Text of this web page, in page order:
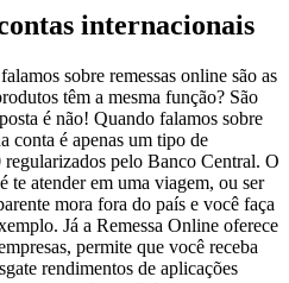
internacionais
sobre remessas online são as
têm a mesma função? São
é não! Quando falamos sobre
conta é apenas um tipo de
regularizados pelo Banco Central. O
te atender em uma viagem, ou ser
mora fora do país e você faça
Já a Remessa Online oferece
permite que você receba
rendimentos de aplicações